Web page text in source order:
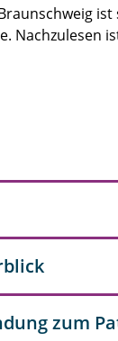
Nachzulesen
zum